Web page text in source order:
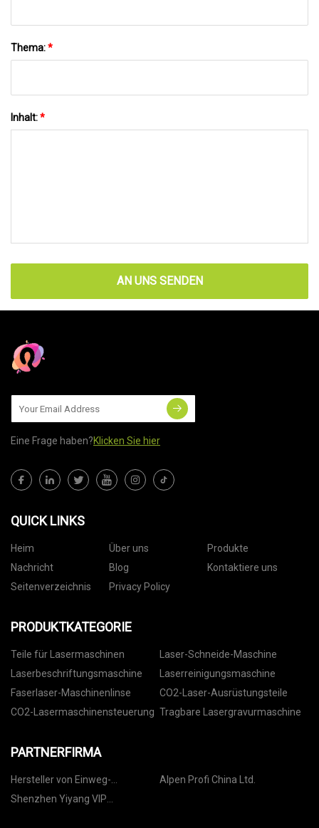
Thema:*
Inhalt:*
AN UNS SENDEN
Eine Frage haben?Klicken Sie hier
QUICK LINKS
Heim Über uns
Produkte
Nachricht
Blog
Kontaktiere uns
Seitenverzeichnis
Privacy Policy
PRODUKTKATEGORIE
Teile für Lasermaschinen
Laser-Schneide-Maschine
Laserbeschriftungsmaschine
Laserreinigungsmaschine
Faserlaser-Maschinenlinse
CO2-Laser-Ausrüstungsteile
CO2-Lasermaschinensteuerung Tragbare Lasergravurmaschine
PARTNERFIRMA
Hersteller von Einweg-
Kunststoffbesteck in China
Alpen Profi China Ltd.
Shenzhen Yiyang VIP